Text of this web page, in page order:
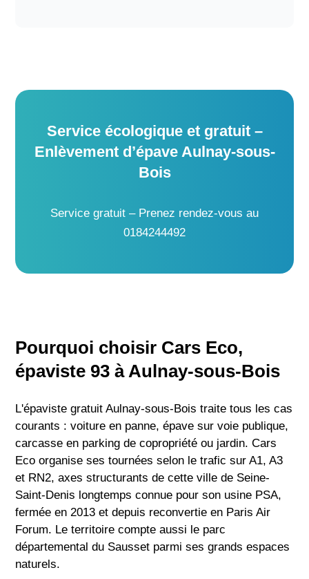
Service écologique et gratuit –
Enlèvement d’épave Aulnay-sous-
Bois
Service gratuit – Prenez rendez-vous au
0184244492
Pourquoi choisir Cars Eco,
épaviste 93 à Aulnay-sous-Bois
L'épaviste gratuit Aulnay-sous-Bois traite tous les cas
courants : voiture en panne, épave sur voie publique,
carcasse en parking de copropriété ou jardin. Cars
Eco organise ses tournées selon le trafic sur A1, A3
et RN2, axes structurants de cette ville de Seine-
Saint-Denis longtemps connue pour son usine PSA,
fermée en 2013 et depuis reconvertie en Paris Air
Forum. Le territoire compte aussi le parc
départemental du Sausset parmi ses grands espaces
naturels.